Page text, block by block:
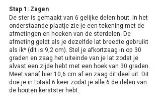
Stap 1: Zagen
De ster is gemaakt van 6 gelijke delen hout. In het
onderstaande plaatje zie je een tekening met de
afmetingen en hoeken van de sterdelen. De
afmeting geldt als je dezelfde lat breedte gebruikt
als ik* (dit is 9,2 cm). Stel je afkortzaag in op 30
graden en zaag het uiteinde van je lat zodat je
alvast een zijde hebt met een hoek van 30 graden.
Meet vanaf hier 10,6 cm af en zaag dit deel uit. Dit
doe je in totaal 6 keer zodat je alle 6 de delen van
de houten kerstster hebt.